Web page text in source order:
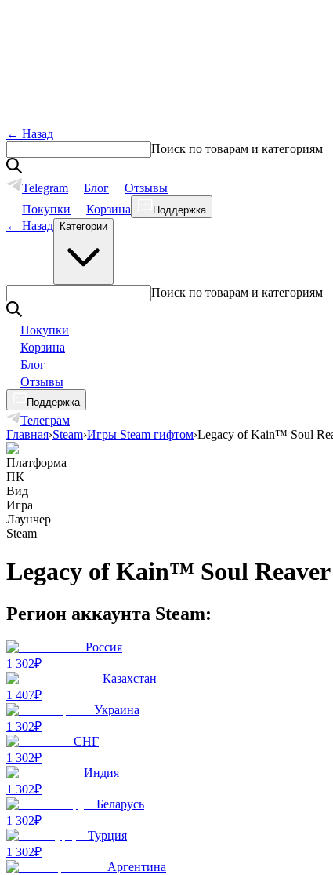
← Назад
Поиск по товарам и категориям
Telegram Блог
Отзывы
Покупки
Корзина Поддержка
← Назад Категории
Поиск по товарам и категориям
Покупки
Корзина
Блог
Отзывы
Поддержка
Телеграм
Главная›Steam›Игры Steam гифтом›Legacy of Kain™ Soul
Платформа
ПК
Вид
Игра
Лаунчер
Steam
Legacy of Kain™ Soul Reaver
Регион аккаунта Steam:
Россия
1 302₽
Казахстан
1 407₽
Украина
1 302₽
СНГ
1 302₽
Индия
1 302₽
Беларусь
1 302₽
Турция
1 302₽
Аргентина